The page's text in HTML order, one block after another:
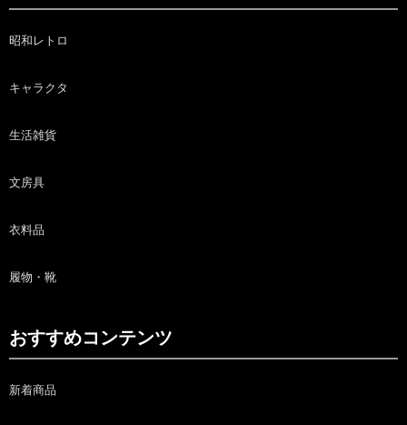
昭和レトロ
キャラクタ
生活雑貨
文房具
衣料品
履物・靴
おすすめコンテンツ
新着商品